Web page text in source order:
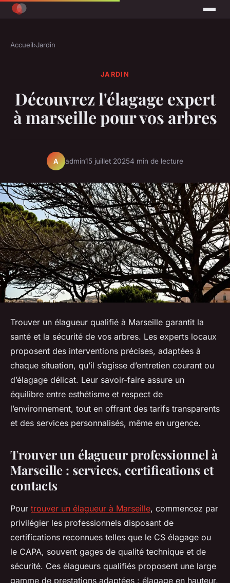
Accueil›Jardin
JARDIN
Découvrez l'élagage expert
à marseille pour vos arbres
A admin15 juillet 20254 min de lecture
Trouver un élagueur qualifié à Marseille garantit la
santé et la sécurité de vos arbres. Les experts locaux
proposent des interventions précises, adaptées à
chaque situation, qu’il s’agisse d’entretien courant ou
d’élagage délicat. Leur savoir-faire assure un
équilibre entre esthétisme et respect de
l’environnement, tout en offrant des tarifs transparents
et des services personnalisés, même en urgence.
Trouver un élagueur professionnel à
Marseille : services, certifications et
contacts
Pour trouver un élagueur à Marseille, commencez par
privilégier les professionnels disposant de
certifications reconnues telles que le CS élagage ou
le CAPA, souvent gages de qualité technique et de
sécurité. Ces élagueurs qualifiés proposent une large
gamme de prestations adaptées : élagage en hauteur,